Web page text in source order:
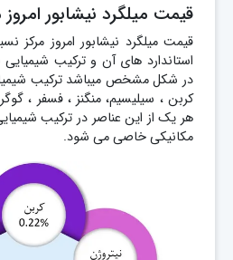
قیمت میلگرد نیشابور امروز
قیمت میلگرد نیشابور امروز مرکز
استاندارد های آن و ترکیب
در شکل مشخص میباشد ترکیب
کربن ، سیلیسیم، منگنز ، فسفر ،
هر یک از این عناصر در ترکیب
مکانیکی خاصی می شود.